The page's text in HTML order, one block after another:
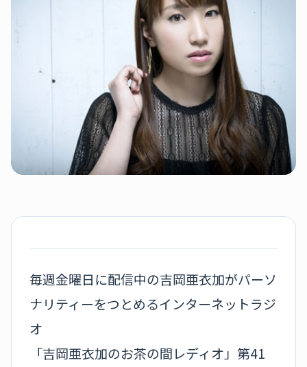
毎週金曜日に配信中の吉岡亜衣加がパーソ
ナリティーをつとめるインターネットラジ
オ
「吉岡亜衣加のお茶の間レディオ」第41